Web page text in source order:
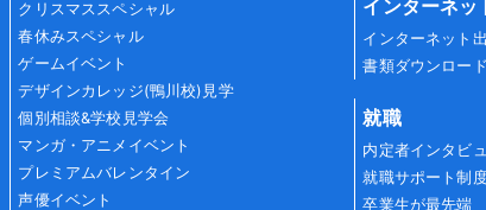
クリスマススペシャル
春休みスペシャル
ゲームイベント
デザインカレッジ(鴨川校)見学
個別相談&学校見学会
マンガ・アニメイベント
プレミアムバレンタイン
声優イベント
インターネッ
インターネット
書類ダウンロード
就職
内定者インタビ
就職サポート制
卒業生が最先端